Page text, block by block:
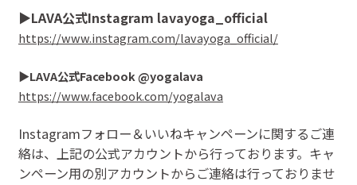
▶︎LAVA公式Instagram lavayoga_official
https://www.instagram.com/lavayoga_official/
▶︎LAVA公式Facebook@yogalava
https://www.facebook.com/yogalava
Instagramフォロー＆いいねキャンペーンに関するご連
絡は、上記の公式アカウントから行っております。キャ
ンペーン用の別アカウントからご連絡は行っておりませ